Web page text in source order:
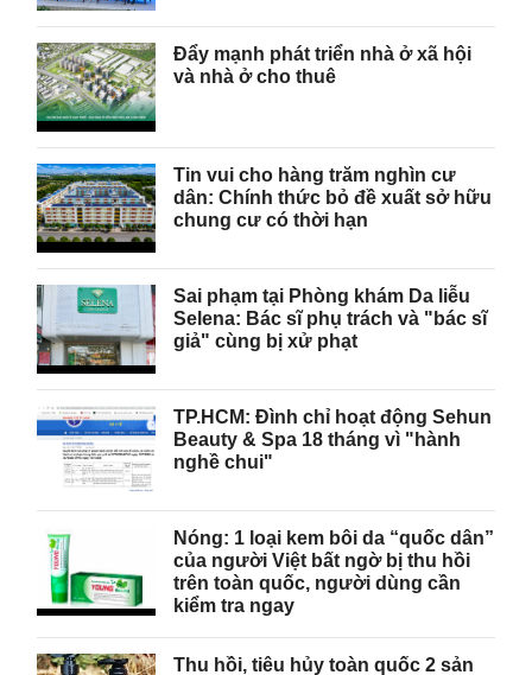
Đẩy mạnh phát triển nhà ở xã hội
và nhà ở cho thuê
Tin vui cho hàng trăm nghìn cư
dân: Chính thức bỏ đề xuất sở hữu
chung cư có thời hạn
Sai phạm tại Phòng khám Da liễu
Selena: Bác sĩ phụ trách và "bác sĩ
giả" cùng bị xử phạt
TP.HCM: Đình chỉ hoạt động Sehun
Beauty & Spa 18 tháng vì "hành
nghề chui"
Nóng: 1 loại kem bôi da “quốc dân”
của người Việt bất ngờ bị thu hồi
trên toàn quốc, người dùng cần
kiểm tra ngay
Thu hồi, tiêu hủy toàn quốc 2 sản